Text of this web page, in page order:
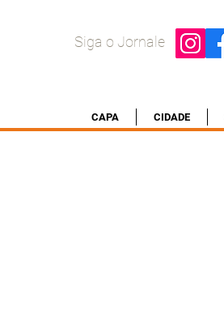
Siga o Jornale
CAPA CIDADE